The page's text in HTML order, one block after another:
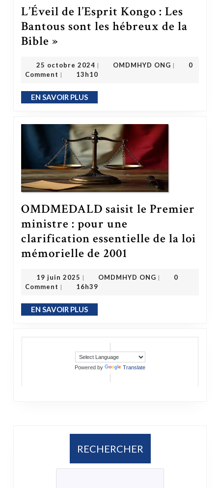
L’Éveil de l’Esprit Kongo : Les
Bantous sont les hébreux de la
Bible »
25 octobre 2024 25 octobre 2024
| OMDMHYD ONG |
0
Comment | 13h10
EN SAVOIR PLUSEN SAVOIR PLUS
OMDMEDALD saisit le Premier
ministre : pour une
clarification essentielle de la loi
mémorielle de 2001
19 juin 2025 | OMDMHYD ONG |
0
Comment | 16h39
EN SAVOIR PLUSEN SAVOIR PLUS
Powered by Translate
RECHERCHER